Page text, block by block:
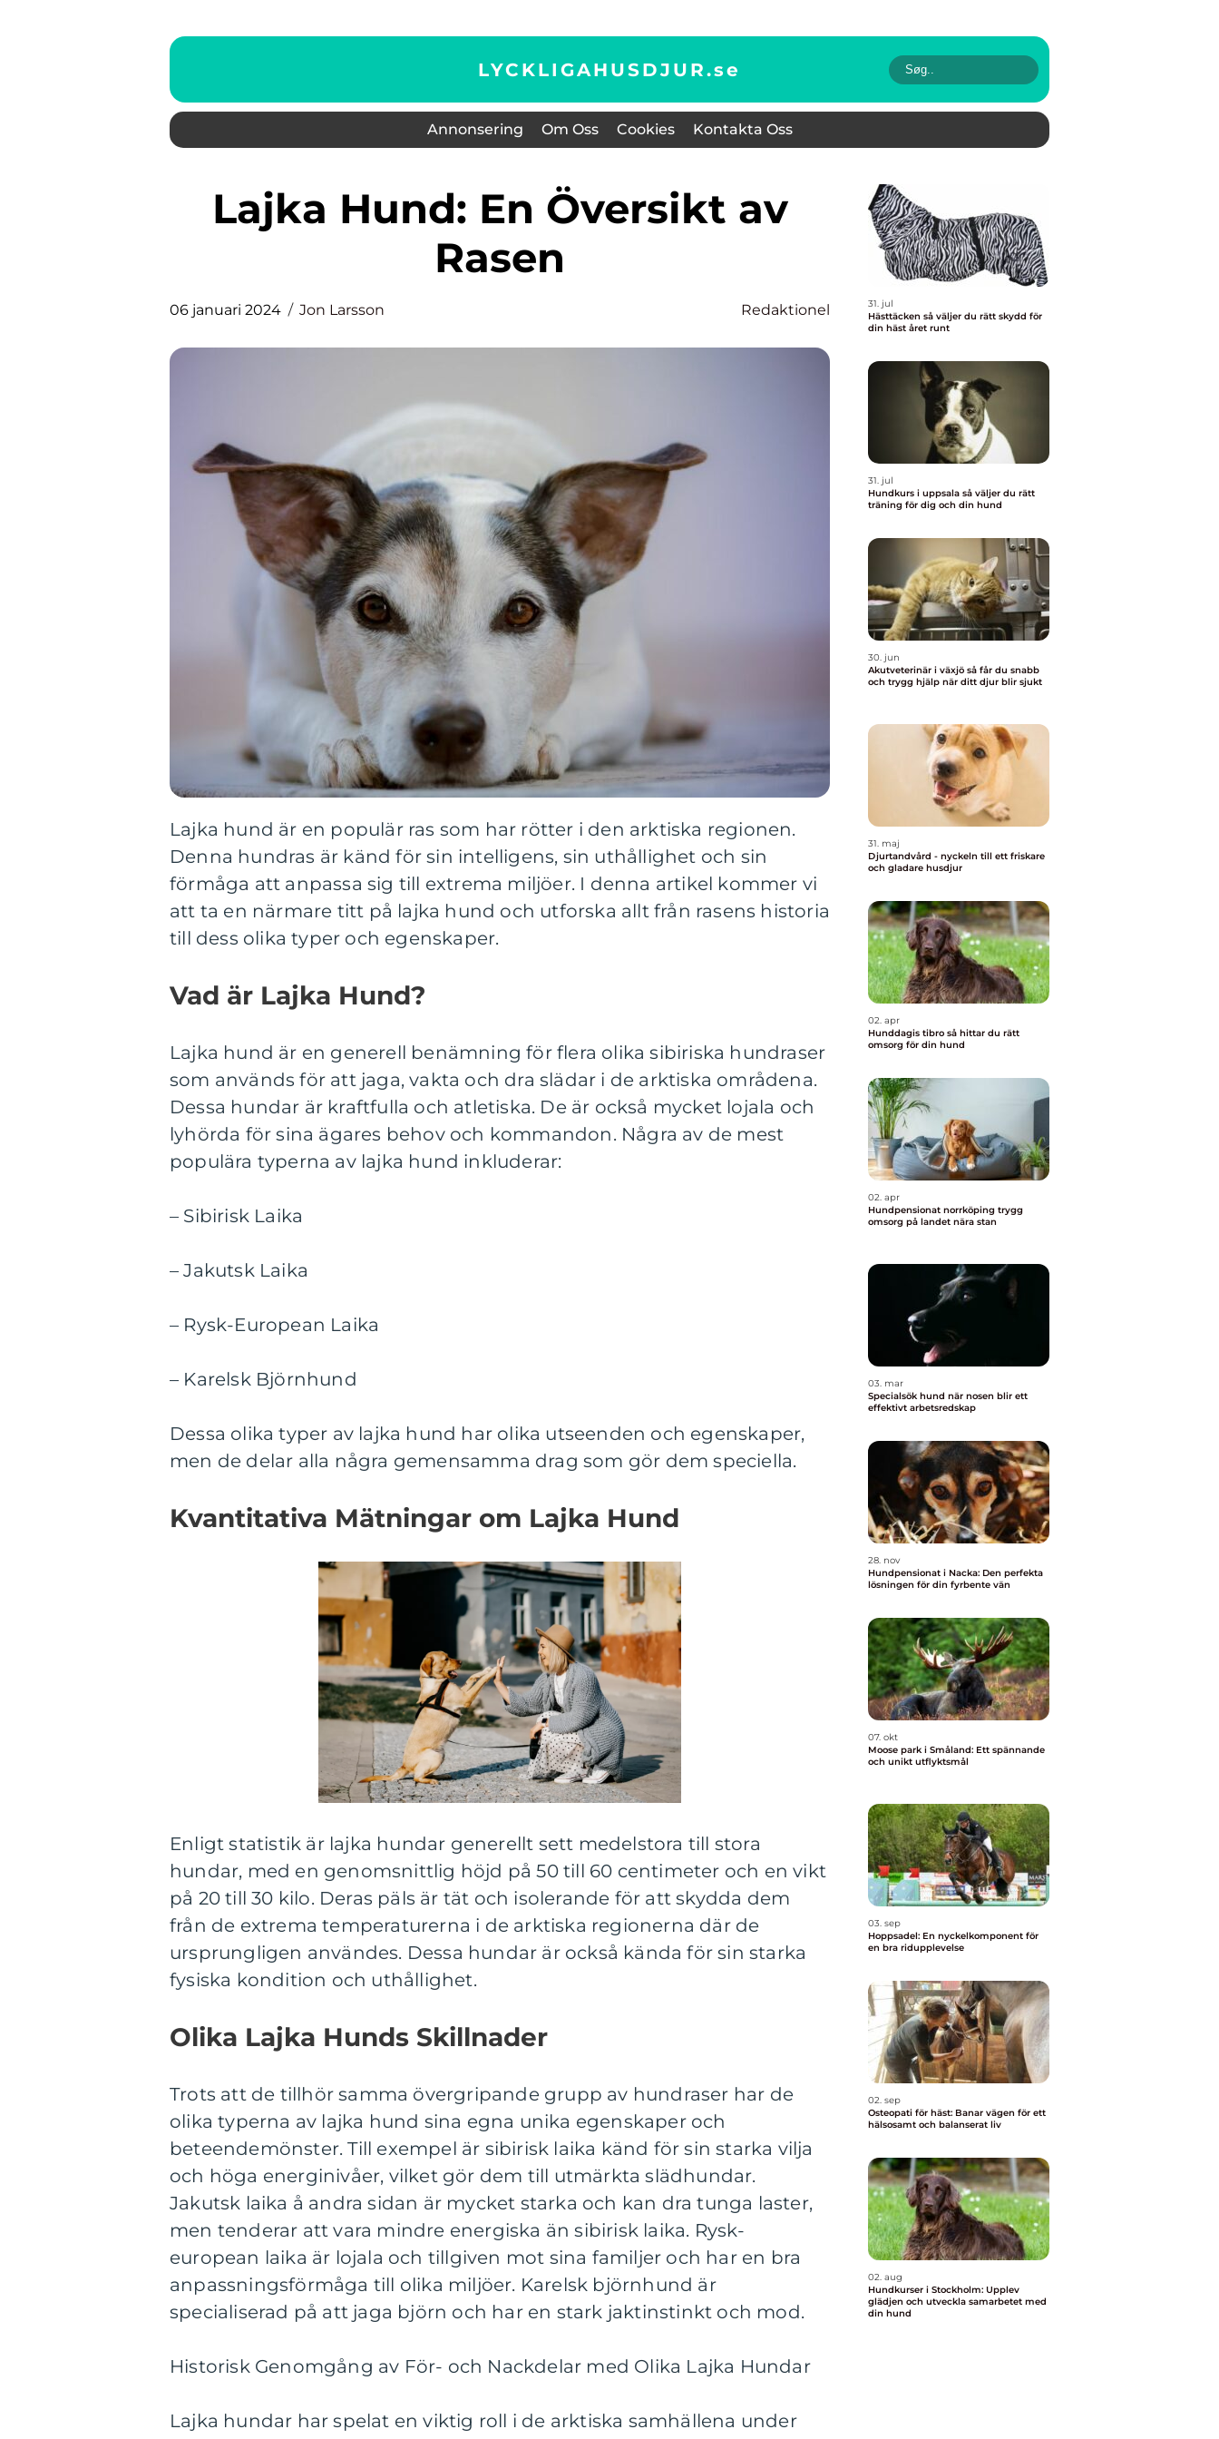
LYCKLIGAHUSDJUR.se
Annonsering Om Oss Cookies Kontakta Oss
Lajka Hund: En Översikt av
Rasen
06 januari 2024 Jon Larsson Redaktionel
Lajka hund är en populär ras som har rötter i den arktiska regionen.
Denna hundras är känd för sin intelligens, sin uthållighet och sin
förmåga att anpassa sig till extrema miljöer. I denna artikel kommer vi
att ta en närmare titt på lajka hund och utforska allt från rasens historia
till dess olika typer och egenskaper.
Vad är Lajka Hund?
Lajka hund är en generell benämning för flera olika sibiriska hundraser
som används för att jaga, vakta och dra slädar i de arktiska områdena.
Dessa hundar är kraftfulla och atletiska. De är också mycket lojala och
lyhörda för sina ägares behov och kommandon. Några av de mest
populära typerna av lajka hund inkluderar:
– Sibirisk Laika
– Jakutsk Laika
– Rysk-European Laika
– Karelsk Björnhund
Dessa olika typer av lajka hund har olika utseenden och egenskaper,
men de delar alla några gemensamma drag som gör dem speciella.
Kvantitativa Mätningar om Lajka Hund
Enligt statistik är lajka hundar generellt sett medelstora till stora
hundar, med en genomsnittlig höjd på 50 till 60 centimeter och en vikt
på 20 till 30 kilo. Deras päls är tät och isolerande för att skydda dem
från de extrema temperaturerna i de arktiska regionerna där de
ursprungligen användes. Dessa hundar är också kända för sin starka
fysiska kondition och uthållighet.
Olika Lajka Hunds Skillnader
Trots att de tillhör samma övergripande grupp av hundraser har de
olika typerna av lajka hund sina egna unika egenskaper och
beteendemönster. Till exempel är sibirisk laika känd för sin starka vilja
och höga energinivåer, vilket gör dem till utmärkta slädhundar.
Jakutsk laika å andra sidan är mycket starka och kan dra tunga laster,
men tenderar att vara mindre energiska än sibirisk laika. Rysk-
european laika är lojala och tillgiven mot sina familjer och har en bra
anpassningsförmåga till olika miljöer. Karelsk björnhund är
specialiserad på att jaga björn och har en stark jaktinstinkt och mod.
Historisk Genomgång av För- och Nackdelar med Olika Lajka Hundar
Lajka hundar har spelat en viktig roll i de arktiska samhällena under
31. jul
Hästtäcken så väljer du rätt skydd för
din häst året runt
31. jul
Hundkurs i uppsala så väljer du rätt
träning för dig och din hund
30. jun
Akutveterinär i växjö så får du snabb
och trygg hjälp när ditt djur blir sjukt
31. maj
Djurtandvård - nyckeln till ett friskare
och gladare husdjur
02. apr
Hunddagis tibro så hittar du rätt
omsorg för din hund
02. apr
Hundpensionat norrköping trygg
omsorg på landet nära stan
03. mar
Specialsök hund när nosen blir ett
effektivt arbetsredskap
28. nov
Hundpensionat i Nacka: Den perfekta
lösningen för din fyrbente vän
07. okt
Moose park i Småland: Ett spännande
och unikt utflyktsmål
03. sep
Hoppsadel: En nyckelkomponent för
en bra ridupplevelse
02. sep
Osteopati för häst: Banar vägen för ett
hälsosamt och balanserat liv
02. aug
Hundkurser i Stockholm: Upplev
glädjen och utveckla samarbetet med
din hund